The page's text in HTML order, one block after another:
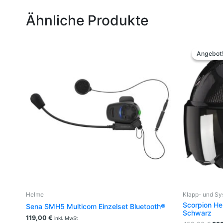
Ähnliche Produkte
Helme
Sena SMH5 Multicom Einzelset Bluetooth®
119,00 € inkl. MwSt
Angebot!
Angebot!
Klapp- und
Scorpion
Schwarz
Preis